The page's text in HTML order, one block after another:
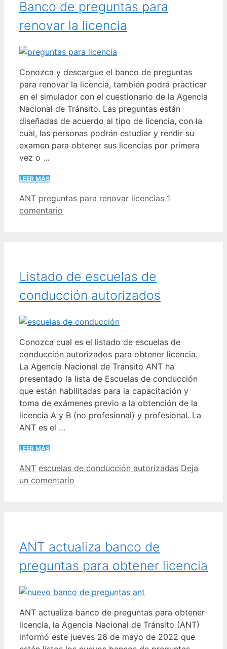
Banco de preguntas para
renovar la licencia
Conozca y descargue el banco de preguntas
para renovar la licencia, también podrá practicar
en el simulador con el cuestionario de la Agencia
Nacional de Tránsito. Las preguntas están
diseñadas de acuerdo al tipo de licencia, con la
cual, las personas podrán estudiar y rendir su
examen para obtener sus licencias por primera
vez o …
LEER MÁS
Categorías
ANT Etiquetas
preguntas para renovar licencias 1
comentario
Listado de escuelas de
conducción autorizados
Conozca cual es el listado de escuelas de
conducción autorizados para obtener licencia.
La Agencia Nacional de Tránsito ANT ha
presentado la lista de Escuelas de conducción
que están habilitadas para la capacitación y
toma de exámenes previo a la obtención de la
licencia A y B (no profesional) y profesional. La
ANT es el …
LEER MÁS
Categorías
ANT Etiquetas
escuelas de conducción autorizadas Deja
un comentario
ANT actualiza banco de
preguntas para obtener licencia
ANT actualiza banco de preguntas para obtener
licencia, la Agencia Nacional de Tránsito (ANT)
informó este jueves 26 de mayo de 2022 que